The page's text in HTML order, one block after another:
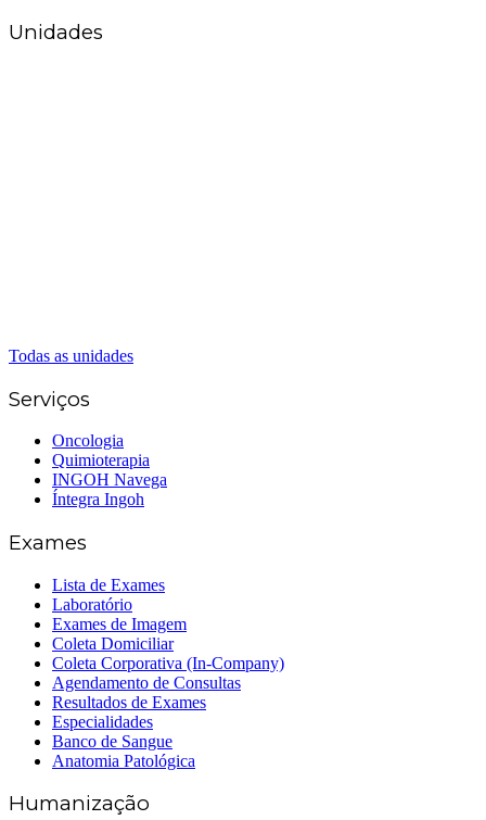
Unidades
Todas as unidades
Serviços
Oncologia
Quimioterapia
INGOH Navega
Íntegra Ingoh
Exames
Lista de Exames
Laboratório
Exames de Imagem
Coleta Domiciliar
Coleta Corporativa (In-Company)
Agendamento de Consultas
Resultados de Exames
Especialidades
Banco de Sangue
Anatomia Patológica
Humanização